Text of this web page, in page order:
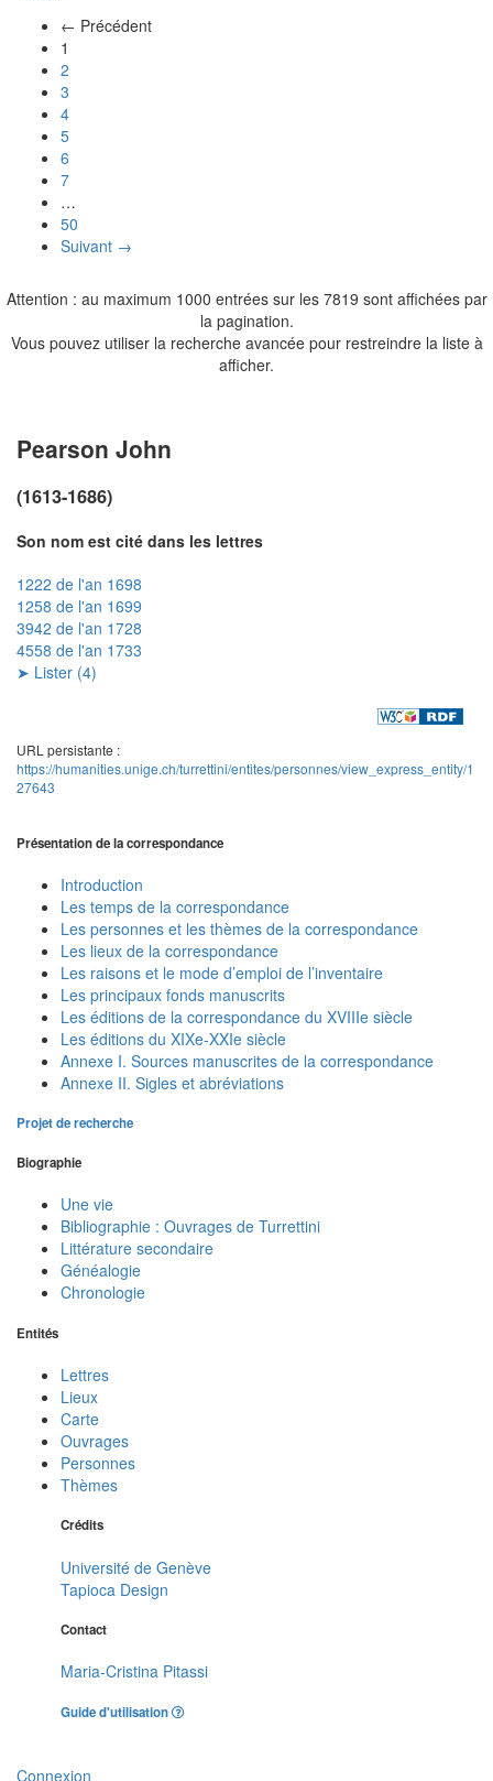
← Précédent
1
2
3
4
5
6
7
…
50
Suivant →
Attention : au maximum 1000 entrées sur les 7819 sont affichées par
la pagination.
Vous pouvez utiliser la recherche avancée pour restreindre la liste à
afficher.
Pearson John
(1613-1686)
Son nom est cité dans les lettres
1222 de l'an 1698
1258 de l'an 1699
3942 de l'an 1728
4558 de l'an 1733
➤ Lister (4)
URL persistante :
https://humanities.unige.ch/turrettini/entites/personnes/view_express_entity/1
27643
Présentation de la correspondance
Introduction
Les temps de la correspondance
Les personnes et les thèmes de la correspondance
Les lieux de la correspondance
Les raisons et le mode d’emploi de l’inventaire
Les principaux fonds manuscrits
Les éditions de la correspondance du XVIIIe siècle
Les éditions du XIXe-XXIe siècle
Annexe I. Sources manuscrites de la correspondance
Annexe II. Sigles et abréviations
Projet de recherche
Biographie
Une vie
Bibliographie : Ouvrages de Turrettini
Littérature secondaire
Généalogie
Chronologie
Entités
Lettres
Lieux
Carte
Ouvrages
Personnes
Thèmes
Crédits
Université de Genève
Tapioca Design
Contact
Maria-Cristina Pitassi
Guide d'utilisation
Connexion